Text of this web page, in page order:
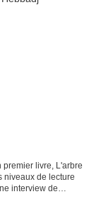
livre, L'arbre
niveaux de lecture
interview de